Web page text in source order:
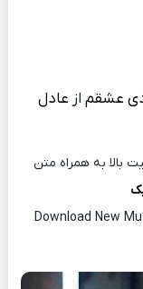
عشقم از عادل
بالا به همراه متن
Download New